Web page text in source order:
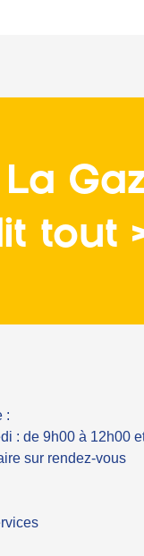
tout
:
: de 9h00 à 12h00
sur rendez-vous